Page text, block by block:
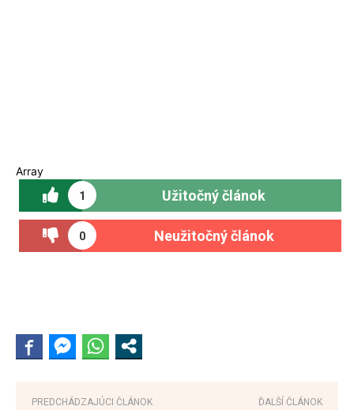
Array
1 Užitočný článok
0 Neužitočný článok
PREDCHÁDZAJÚCI ČLÁNOK ĎALŠÍ ČLÁNOK